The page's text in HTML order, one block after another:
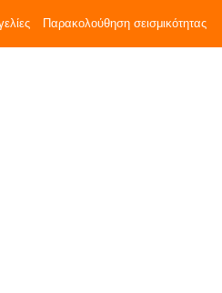
Παρακολούθηση σεισμικότητας